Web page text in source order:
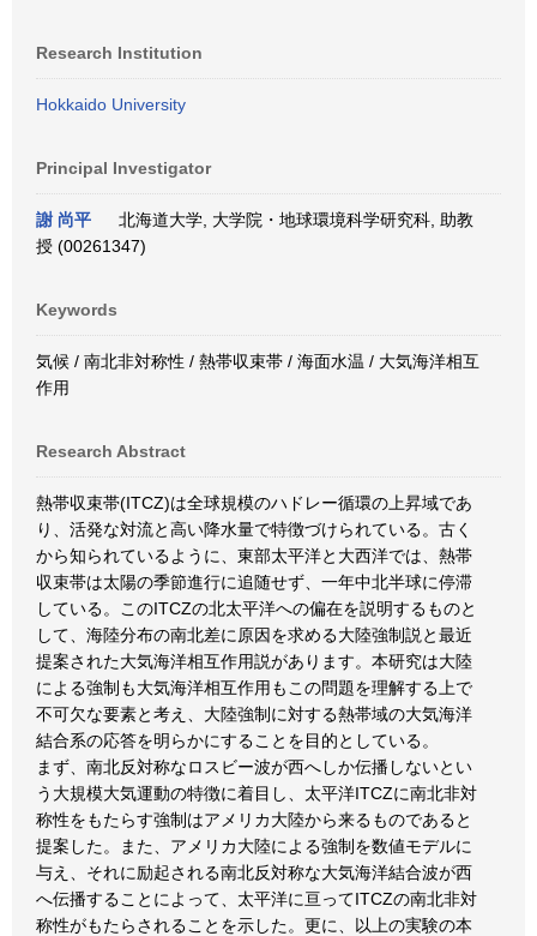
Research Institution
Hokkaido University
Principal Investigator
謝 尚平
北海道大学, 大学院・地球環境科学研究科, 助教
授 (00261347)
Keywords
気候 / 南北非対称性 / 熱帯収束帯 / 海面水温 / 大気海洋相互
作用
Research Abstract
熱帯収束帯(ITCZ)は全球規模のハドレー循環の上昇域であ
り、活発な対流と高い降水量で特徴づけられている。古く
から知られているように、東部太平洋と大西洋では、熱帯
収束帯は太陽の季節進行に追随せず、一年中北半球に停滞
している。このITCZの北太平洋への偏在を説明するものと
して、海陸分布の南北差に原因を求める大陸強制説と最近
提案された大気海洋相互作用説があります。本研究は大陸
による強制も大気海洋相互作用もこの問題を理解する上で
不可欠な要素と考え、大陸強制に対する熱帯域の大気海洋
結合系の応答を明らかにすることを目的としている。
まず、南北反対称なロスビー波が西へしか伝播しないとい
う大規模大気運動の特徴に着目し、太平洋ITCZに南北非対
称性をもたらす強制はアメリカ大陸から来るものであると
提案した。また、アメリカ大陸による強制を数値モデルに
与え、それに励起される南北反対称な大気海洋結合波が西
へ伝播することによって、太平洋に亘ってITCZの南北非対
称性がもたらされることを示した。更に、以上の実験の本